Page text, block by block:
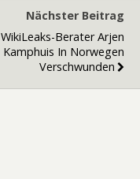
Nächster Beitrag
WikiLeaks-Berater Arjen
Kamphuis In Norwegen
Verschwunden